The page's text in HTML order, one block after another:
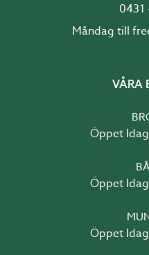
0431
Måndag till
VÅRA
Öppet
Öppet
Öppet